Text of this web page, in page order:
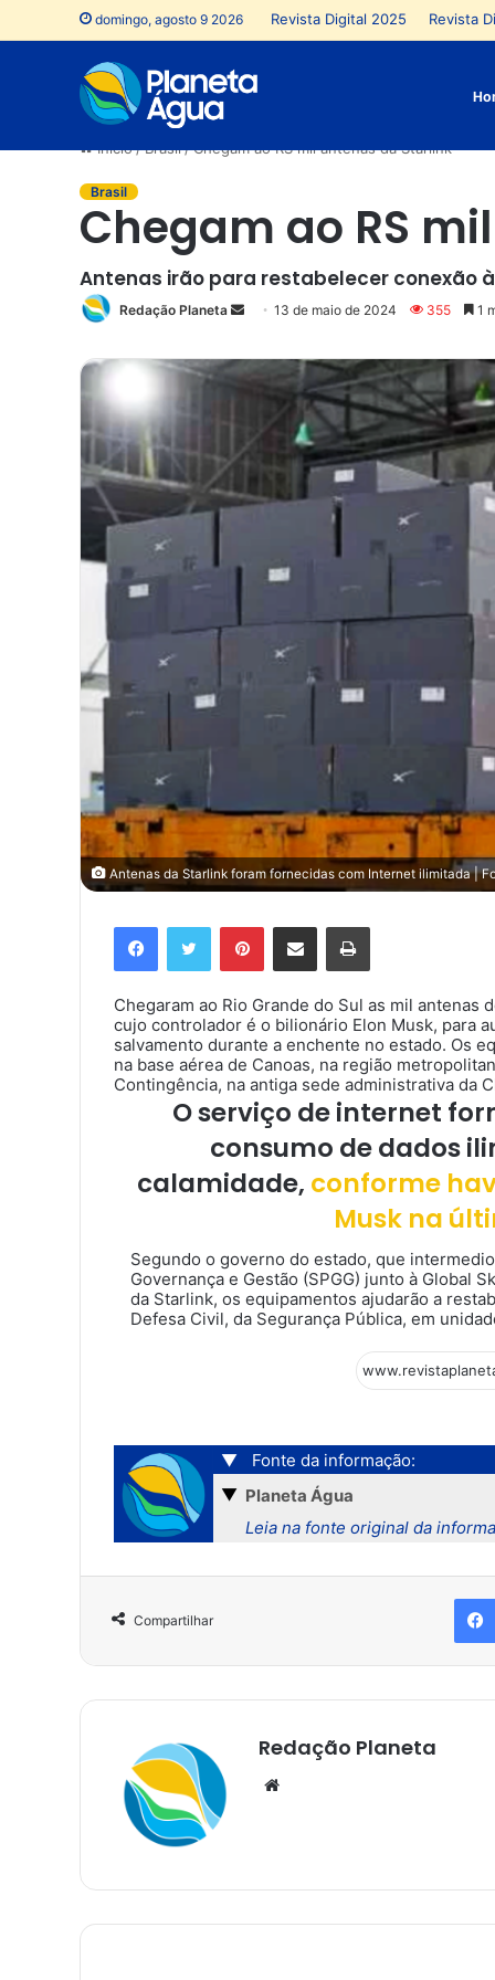
domingo, agosto 9 2026 Revista Digital 2025 Revista
Início/Brasil/Chegam ao RS mil antenas da Starlink
Brasil
Chegam ao RS
Antenas irão para restabelecer conexão
Redação Planeta
Mande
e-
13 de maio de 2024 355 1
Antenas da Starlink foram fornecidas com Internet ilimitada |
Chegaram ao Rio Grande do Sul as mil
cujo controlador é o bilionário Elon Musk, para
salvamento durante a enchente no estado. Os
na base aérea de Canoas, na região
Contingência, na antiga sede administrativa da
O serviço de internet
consumo de dados
calamidade, conforme
Musk na
Segundo o governo do estado, que
Governança e Gestão (SPGG) junto à Global
da Starlink, os equipamentos ajudarão a
Defesa Civil, da Segurança Pública, em
▼
Fonte da informação:
▼ Planeta Água
Leia na fonte original da
Compartilhar
Redação Planeta